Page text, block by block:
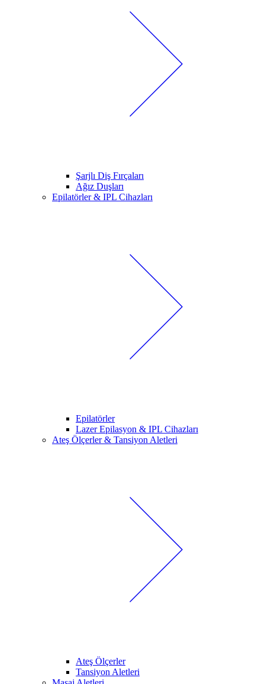
Şarjlı Diş Fırçaları
Ağız Duşları
Epilatörler & IPL Cihazları
Epilatörler
Lazer Epilasyon & IPL Cihazları
Ateş Ölçerler & Tansiyon Aletleri
Ateş Ölçerler
Tansiyon Aletleri